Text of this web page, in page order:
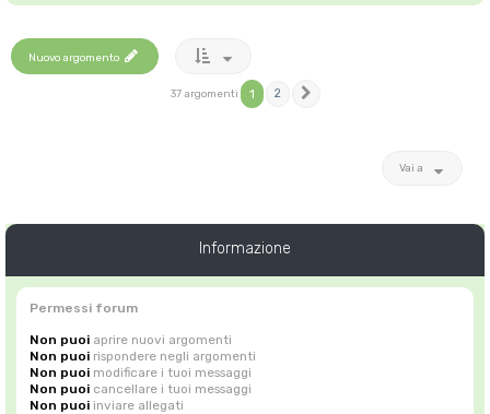
Nuovo argomento
37 argomenti 1 2
Vai a
Informazione
Permessi forum
Non puoi aprire nuovi argomenti
Non puoi rispondere negli argomenti
Non puoi modificare i tuoi messaggi
Non puoi cancellare i tuoi messaggi
Non puoi inviare allegati